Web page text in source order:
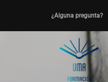
¿Alguna pregunta?